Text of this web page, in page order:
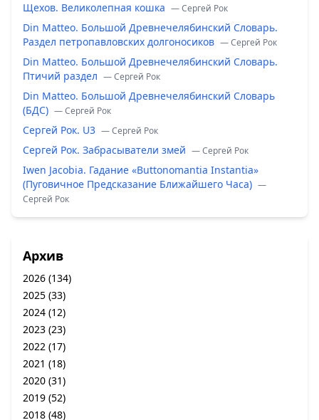
Щехов. Великолепная кошка — Сергей Рок
Din Matteo. Большой Древнечелябинский Словарь.
Раздел петропавловских долгоносиков — Сергей Рок
Din Matteo. Большой Древнечелябинский Словарь.
Птичий раздел — Сергей Рок
Din Matteo. Большой Древнечелябинский Словарь
(БДС) — Сергей Рок
Сергей Рок. U3 — Сергей Рок
Сергей Рок. Забрасыватели змей — Сергей Рок
Iwen Jacobia. Гадание «Buttonomantia Instantia»
(Пуговичное Предсказание Ближайшего Часа) —
Сергей Рок
Архив
2026 (134)
2025 (33)
2024 (12)
2023 (23)
2022 (17)
2021 (18)
2020 (31)
2019 (52)
2018 (48)